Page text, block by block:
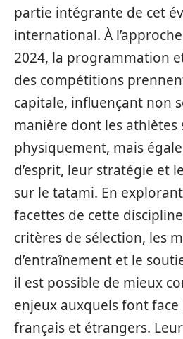
partie intégrante de cet
international. À
2024, la programmation
des compétitions
capitale, influençant non
manière dont les athlètes
physiquement, mais
d’esprit, leur stratégie et
sur le tatami. En
facettes de cette
critères de sélection, les
d’entraînement et le
il est possible de mieux
enjeux auxquels font face
français et étrangers.